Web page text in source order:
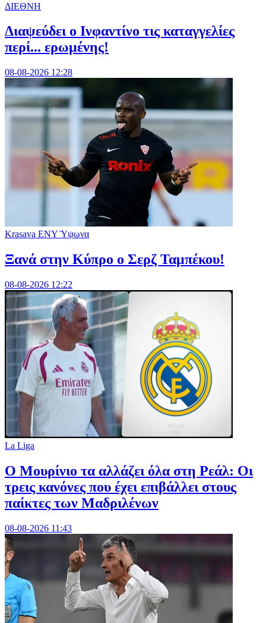
ΔΙΕΘΝΗ
Διαψεύδει ο Ινφαντίνο τις καταγγελίες
περί... ερωμένης!
08-08-2026 12:28
Krasava ENY Ύψωνα
Ξανά στην Κύπρο ο Σερζ Ταμπέκου!
08-08-2026 12:22
La Liga
Ο Μουρίνιο τα αλλάζει όλα στη Ρεάλ: Οι
τρεις κανόνες που έχει επιβάλλει στους
παίκτες των Μαδριλένων
08-08-2026 11:43